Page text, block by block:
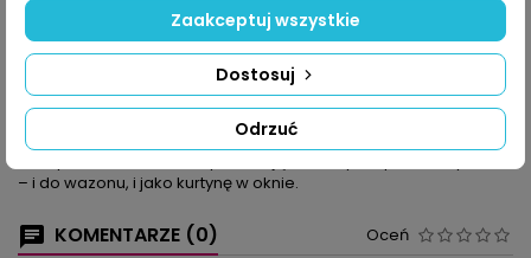
detalami i dwukolorowe serwetki to zaledwie początek kolekcji.
Do uzupełnia wystroju przyda się różowy komplet z „pizzą” we
wzorze: motywy trójkąta budują symetryczny wzór okrągłej
serwetki z wachlarzową koronką, prostokątnej serwetki, a na
owalnym bieżniku stwarzają iluzję trójwymiarowości.
Łakomym kąskiem dla początkujących jest serwetka w
kształcie rombu zrobiona z motywów rombów, a wszystkim,
– i do wazonu, i jako kurtynę w oknie.
KOMENTARZE (0) Oceń
Odrzuć
Dostosuj
Zaakceptuj wszystkie